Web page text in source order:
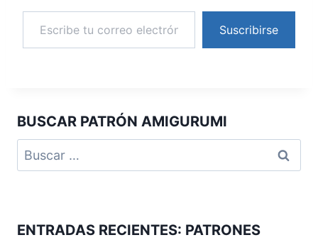
Suscribirse
BUSCAR PATRÓN AMIGURUMI
ENTRADAS RECIENTES: PATRONES